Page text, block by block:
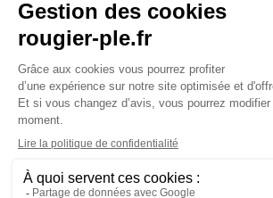
jusqu'au Lundi à 10:00
Rougier et Plé 2024 Copyright
Mentions légales
Conditions générales des ventes